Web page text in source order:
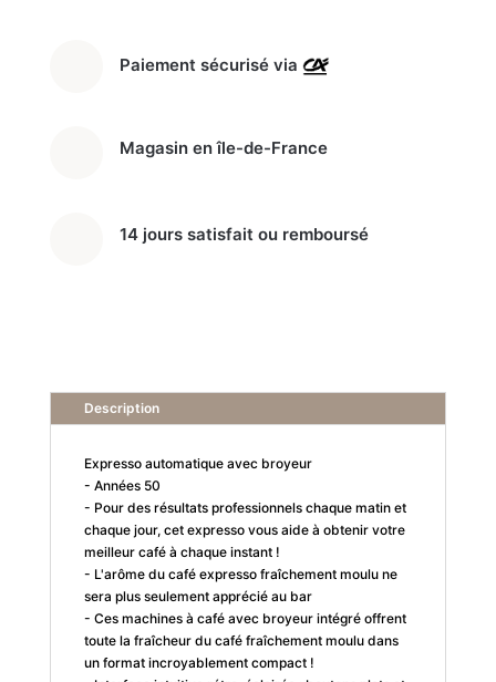
Paiement sécurisé via
Magasin en île-de-France
14 jours satisfait ou remboursé
Description
Expresso automatique avec broyeur
- Années 50
- Pour des résultats professionnels chaque matin et
chaque jour, cet expresso vous aide à obtenir votre
meilleur café à chaque instant !
- L'arôme du café expresso fraîchement moulu ne
sera plus seulement apprécié au bar
- Ces machines à café avec broyeur intégré offrent
toute la fraîcheur du café fraîchement moulu dans
un format incroyablement compact !